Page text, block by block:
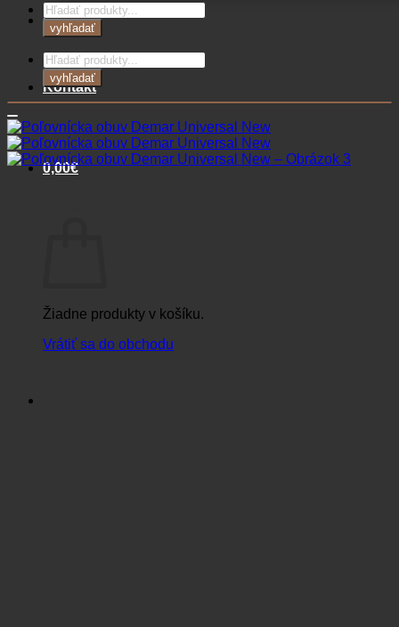
Blog
Kontakt
0,00€
Žiadne produkty v košíku.
Vrátiť sa do obchodu
Products
search
vyhľadať
Products
search
vyhľadať